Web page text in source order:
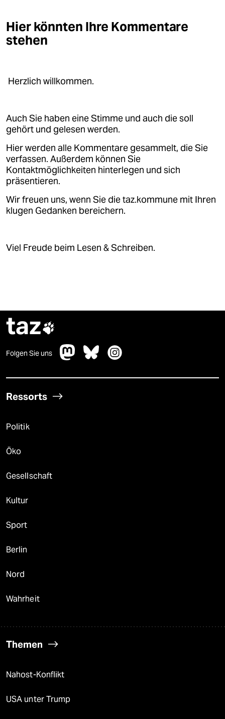
genossenschaft
epaper login
Hier könnten Ihre Kommentare
stehen
Herzlich willkommen.
Auch Sie haben eine Stimme und auch die soll
gehört und gelesen werden.
Hier werden alle Kommentare gesammelt, die Sie
verfassen. Außerdem können Sie
Kontaktmöglichkeiten hinterlegen und sich
präsentieren.
Wir freuen uns, wenn Sie die taz.kommune mit Ihren
klugen Gedanken bereichern.
Viel Freude beim Lesen & Schreiben.
taz
Folgen Sie uns
Ressorts
Politik
Öko
Gesellschaft
Kultur
Sport
Berlin
Nord
Wahrheit
Themen
Nahost-Konflikt
USA unter Trump